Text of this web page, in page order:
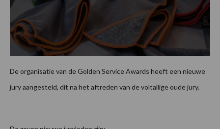
De organisatie van de Golden Service Awards heeft een nieuwe
jury aangesteld, dit na het aftreden van de voltallige oude jury.